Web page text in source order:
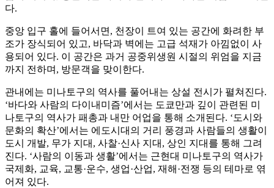
다.
중앙 입구 홀에 들어서면, 천장이 트여 있는 공간에 화려한 부
조가 장식되어 있고, 바닥과 벽에는 고급 석재가 아낌없이 사
용되어 있다. 이 공간은 과거 공중위생원 시절의 위엄을 지금
까지 전하며, 방문객을 맞이한다.
관내에는 미나토구의 역사를 풀어내는 상설 전시가 펼쳐진다.
‘바다와 사람의 다이내미즘’에서는 도쿄만과 깊이 관련된 미
나토구의 역사가 패총과 내만 어업을 통해 소개된다. ‘도시와
문화의 확산’에서는 에도시대의 거리 풍경과 사람들의 생활이
도시 개발, 무가 지대, 사찰·신사 지대, 상인 지대를 통해 그려
진다. ‘사람의 이동과 생활’에서는 근현대 미나토구의 역사가
국제화, 교육, 교통·운수, 생업·산업, 재해·전쟁 등의 테마로 엮
어져 있다.